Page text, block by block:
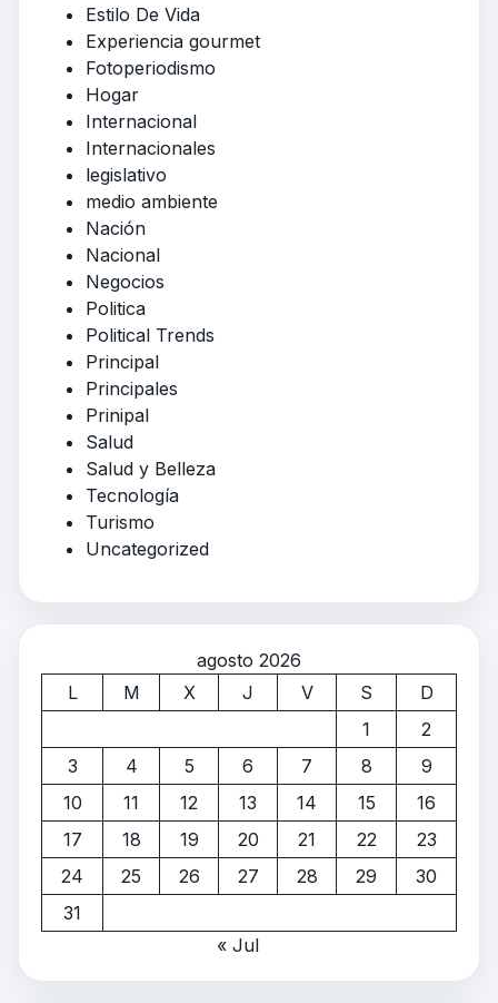
Estilo De Vida
Experiencia gourmet
Fotoperiodismo
Hogar
Internacional
Internacionales
legislativo
medio ambiente
Nación
Nacional
Negocios
Politica
Political Trends
Principal
Principales
Prinipal
Salud
Salud y Belleza
Tecnología
Turismo
Uncategorized
agosto 2026
L
M X J V S
D
1
2
3
4 5 6 7 8
9
10
11 12 13 14 15
16
17
18 19 20 21 22
23
24
25 26 27 28 29
30
31
« Jul